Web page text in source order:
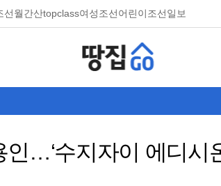
선월간산topclass여성조선어린이조선일보
…‘수지자이 에디시